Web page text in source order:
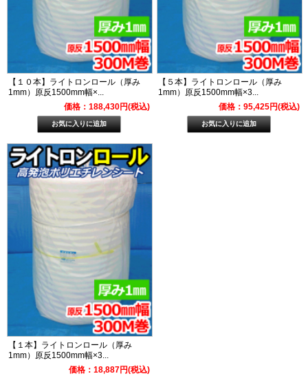
【１０本】ライトロンロール（厚み
1mm）原反1500mm幅×...
価格：188,430円(税込)
【５本】ライトロンロール（厚み
1mm）原反1500mm幅×3...
価格：95,425円(税込)
【１本】ライトロンロール（厚み
1mm）原反1500mm幅×3...
価格：18,887円(税込)